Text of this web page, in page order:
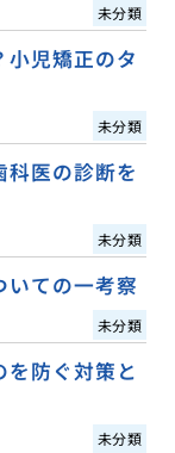
未分類
小児矯正のタ
未分類
科医の診断を
未分類
いての一考察
未分類
を防ぐ対策と
未分類